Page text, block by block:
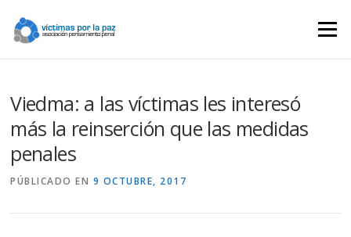
contenido
Menú
Viedma: a las víctimas les interesó
más la reinserción que las medidas
penales
PÚBLICADO EN 9 OCTUBRE, 2017